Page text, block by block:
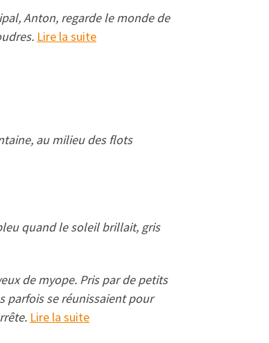
Anton, regarde le monde de
Lire la suite
au milieu des flots
quand le soleil brillait, gris
de myope. Pris par de petits
parfois se réunissaient pour
Lire la suite